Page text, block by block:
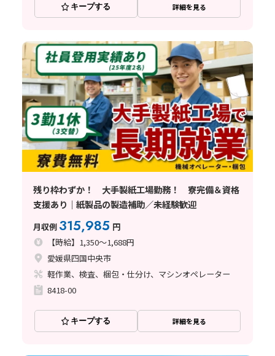
キープする 詳細を見る
残り枠わずか！ 大手製紙工場勤務！ 寮完備＆資格
支援あり｜紙製品の製造補助／未経験歓迎
月収例 315,985 円
【時給】1,350～1,688円
愛媛県四国中央市
軽作業、検査、梱包・仕分け、マシンオペレーター
8418-00
キープする 詳細を見る